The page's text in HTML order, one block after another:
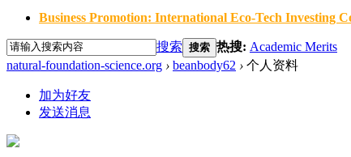
Business Promotion: International Eco-Tech Investing
搜索 搜索 热搜: Academic Merits
natural-foundation-science.org › beanbody62 › 个人资料
加为好友
发送消息